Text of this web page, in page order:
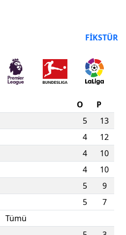
FIKSTÜR
O P
5 13
4 12
4 10
4 10
5 9
5
7
Tümü